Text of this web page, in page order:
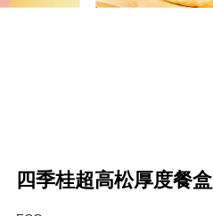
四季桂超高松厚度餐